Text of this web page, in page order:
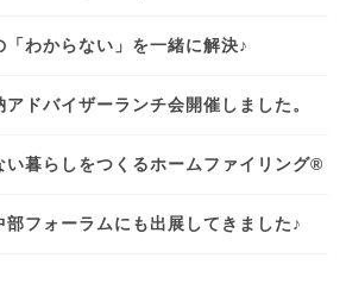
「わからない」を一緒に解決♪
アドバイザーランチ会開催しました。
い暮らしをつくるホームファイリング®
部フォーラムにも出展してきました♪